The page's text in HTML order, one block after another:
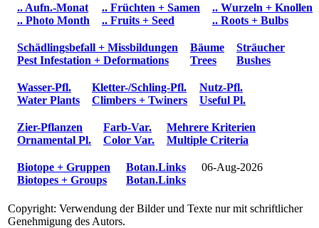
.. Aufn.-Monat
.. Photo Month
.. Früchten + Samen
.. Fruits + Seed
.. Wurzeln + Knollen
.. Roots + Bulbs
Schädlingsbefall + Missbildungen
Pest Infestation + Deformations
Bäume
Trees
Sträucher
Bushes
Wasser-Pfl.
Water Plants
Kletter-/Schling-Pfl.
Climbers + Twiners
Nutz-Pfl.
Useful Pl.
Zier-Pflanzen
Ornamental Pl.
Farb-Var.
Color Var.
Mehrere Kriterien
Multiple Criteria
Biotope + Gruppen
Biotopes + Groups
Botan.Links
Botan.Links
06-Aug-2026
Copyright: Verwendung der Bilder und Texte nur mit schriftlicher
Genehmigung des Autors.